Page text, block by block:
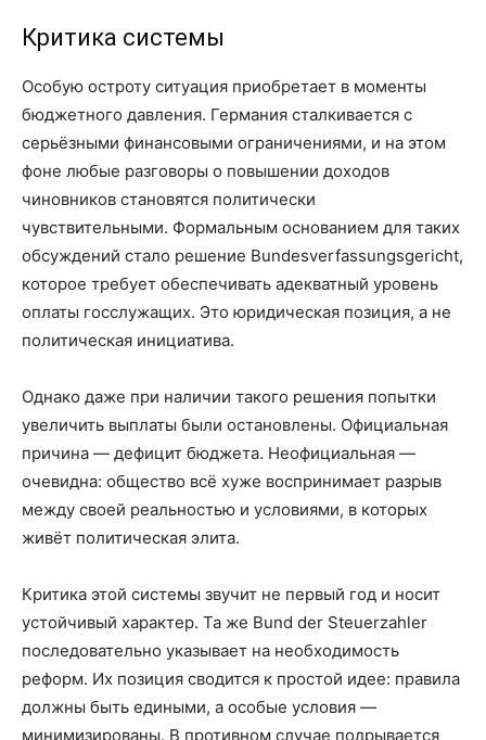
Критика системы
Особую остроту ситуация приобретает в моменты
бюджетного давления. Германия сталкивается с
серьёзными финансовыми ограничениями, и на этом
фоне любые разговоры о повышении доходов
чиновников становятся политически
чувствительными. Фор­мальным основанием для таких
обсуждений стало решение Bundes­ver­fass­ungsgericht,
которое требует обеспечивать адекватный уровень
оплаты госслужащих. Это юридическая позиция, а не
политическая инициатива.
Однако даже при наличии такого решения попытки
увеличить выплаты были остановлены. Официальная
причина — дефицит бюджета. Неофи­циальная —
очевидна: общество всё хуже воспринимает разрыв
между своей реальностью и условиями, в которых
живёт политическая элита.
Критика этой системы звучит не первый год и носит
устойчивый характер. Та же Bund der Steuerzahler
последовательно указывает на необходимость
реформ. Их позиция сводится к простой идее: правила
должны быть едиными, а особые условия —
минимизированы. В противном случае подрывается